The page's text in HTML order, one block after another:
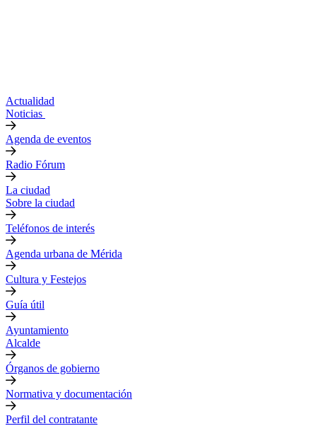
Actualidad
Noticias
Agenda de eventos
Radio Fórum
La ciudad
Sobre la ciudad
Teléfonos de interés
Agenda urbana de Mérida
Cultura y Festejos
Guía útil
Ayuntamiento
Alcalde
Órganos de gobierno
Normativa y documentación
Perfil del contratante